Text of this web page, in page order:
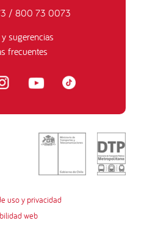
/ 800 73 0073
sugerencias
frecuentes
uso y privacidad
web